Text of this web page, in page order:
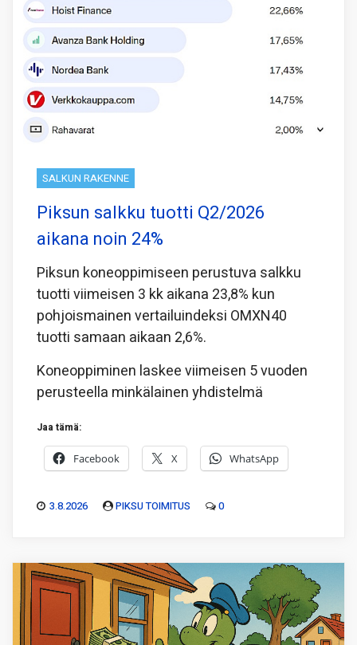
SALKUN RAKENNE
Piksun salkku tuotti Q2/2026
aikana noin 24%
Piksun koneoppimiseen perustuva salkku
tuotti viimeisen 3 kk aikana 23,8% kun
pohjoismainen vertailuindeksi OMXN40
tuotti samaan aikaan 2,6%.
Koneoppiminen laskee viimeisen 5 vuoden
perusteella minkälainen yhdistelmä
Jaa tämä:
Facebook X WhatsApp
3.8.2026 PIKSU TOIMITUS 0